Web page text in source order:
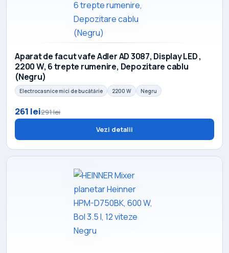
Aparat de facut vafe Adler AD 3087, Display LED ,
2200 W, 6 trepte rumenire, Depozitare cablu
(Negru)
Electrocasnice mici de bucătărie 2200 W Negru
261 lei291 lei
Vezi detalii